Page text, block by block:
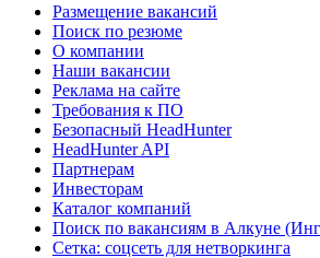
Размещение вакансий
Поиск по резюме
О компании
Наши вакансии
Реклама на сайте
Требования к ПО
Безопасный HeadHunter
HeadHunter API
Партнерам
Инвесторам
Каталог компаний
Поиск по вакансиям в Алкуне
Сетка: соцсеть для нетворкинга